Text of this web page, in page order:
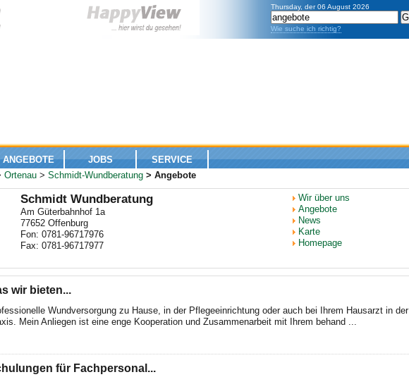
Thursday, der 06 August 2026
Wie suche ich richtig?
ANGEBOTE JOBS SERVICE
Ortenau > Schmidt-Wundberatung > Angebote
Schmidt Wundberatung
Am Güterbahnhof 1a
77652 Offenburg
Fon: 0781-96717976
Fax: 0781-96717977
Wir über uns
Angebote
News
Karte
Homepage
wir bieten...
Wundversorgung zu Hause, in der Pflegeeinrichtung oder auch bei Ihrem Hausarzt in der
Mein Anliegen ist eine enge Kooperation und Zusammenarbeit mit Ihrem behand ...
für Fachpersonal...